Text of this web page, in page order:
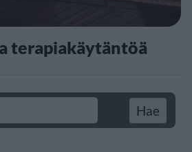
terapiakäytäntöä